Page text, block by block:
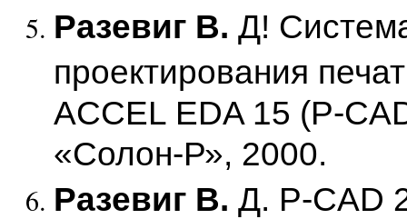
Разевиг В. Д!
проектирования
ACCEL EDA 15 (P-
«Солон-Р», 2000.
Разевиг В. Д. P-CAD